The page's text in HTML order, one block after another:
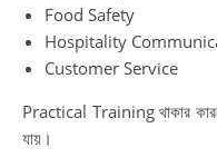
Food Safety
Hospitality
Customer Service
Practical Training থাকার
যায়।